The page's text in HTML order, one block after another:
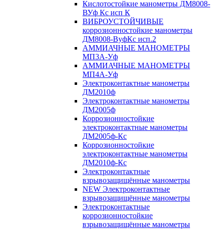
Кислотостойкие манометры ДМ8008-
ВУф Кс исп К
ВИБРОУСТОЙЧИВЫЕ
коррозионностойкие манометры
ДМ8008-ВуфКс исп.2
АММИАЧНЫЕ МАНОМЕТРЫ
МП3А-Уф
АММИАЧНЫЕ МАНОМЕТРЫ
МП4А-Уф
Электроконтактные манометры
ДМ2010ф
Электроконтактные манометры
ДМ2005ф
Коррозионностойкие
электроконтактные манометры
ДМ2005ф-Кс
Коррозионностойкие
электроконтактные манометры
ДМ2010ф-Кс
Электроконтактные
взрывозащищённые манометры
NEW Электроконтактные
взрывозащищённые манометры
Электроконтактные
коррозионностойкие
взрывозащищённые манометры